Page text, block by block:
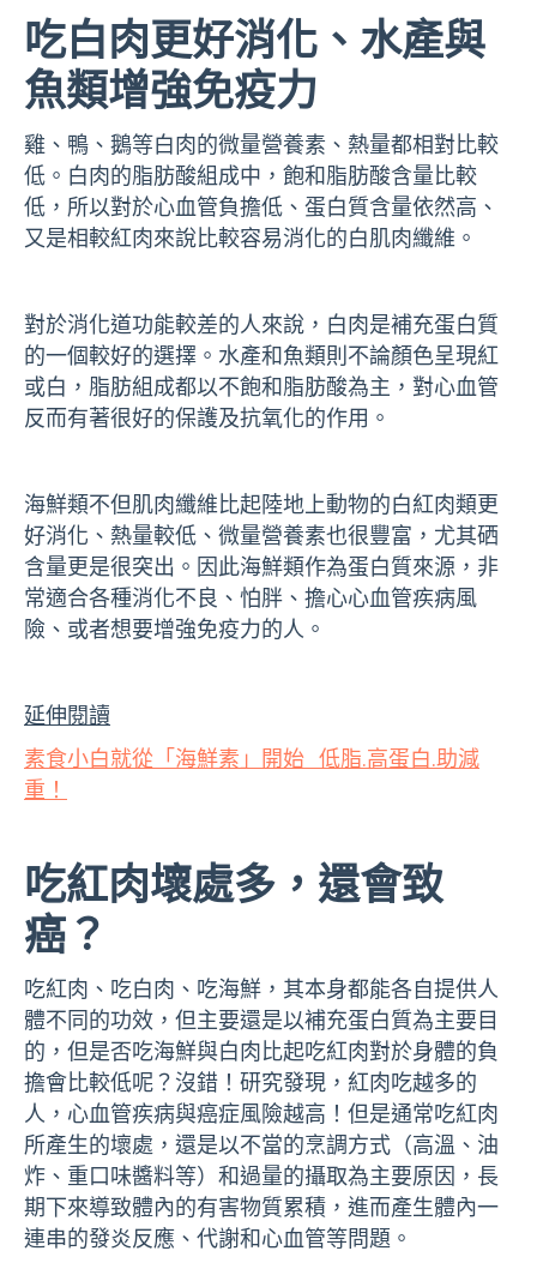
吃白肉更好消化、水產與
魚類增強免疫力
雞、鴨、鵝等白肉的微量營養素、熱量都相對比較
低。白肉的脂肪酸組成中，飽和脂肪酸含量比較
低，所以對於心血管負擔低、蛋白質含量依然高、
又是相較紅肉來說比較容易消化的白肌肉纖維。
對於消化道功能較差的人來說，白肉是補充蛋白質
的一個較好的選擇。水產和魚類則不論顏色呈現紅
或白，脂肪組成都以不飽和脂肪酸為主，對心血管
反而有著很好的保護及抗氧化的作用。
海鮮類不但肌肉纖維比起陸地上動物的白紅肉類更
好消化、熱量較低、微量營養素也很豐富，尤其硒
含量更是很突出。因此海鮮類作為蛋白質來源，非
常適合各種消化不良、怕胖、擔心心血管疾病風
險、或者想要增強免疫力的人。
延伸閱讀
素食小白就從「海鮮素」開始 低脂.高蛋白.助減
重！
吃紅肉壞處多，還會致
癌？
吃紅肉、吃白肉、吃海鮮，其本身都能各自提供人
體不同的功效，但主要還是以補充蛋白質為主要目
的，但是否吃海鮮與白肉比起吃紅肉對於身體的負
擔會比較低呢？沒錯！研究發現，紅肉吃越多的
人，心血管疾病與癌症風險越高！但是通常吃紅肉
所產生的壞處，還是以不當的烹調方式（高溫、油
炸、重口味醬料等）和過量的攝取為主要原因，長
期下來導致體內的有害物質累積，進而產生體內一
連串的發炎反應、代謝和心血管等問題。